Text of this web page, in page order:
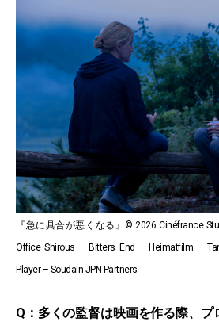
『急に具合が悪くなる』© 2026 Cinéfrance
Office Shirous – Bitters End – Heimatfilm –
Player – Soudain JPN Partners
Q：多くの監督は映画を作る際、プ